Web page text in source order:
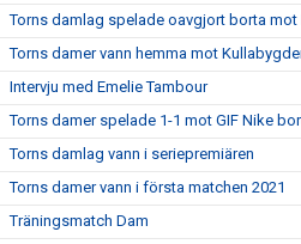
Torns damlag spelade oavgjort borta mot
Torns damer vann hemma mot
Intervju med Emelie Tambour
Torns damer spelade 1-1 mot GIF Nike
Torns damlag vann i seriepremiären
Torns damer vann i första matchen 2021
Träningsmatch Dam